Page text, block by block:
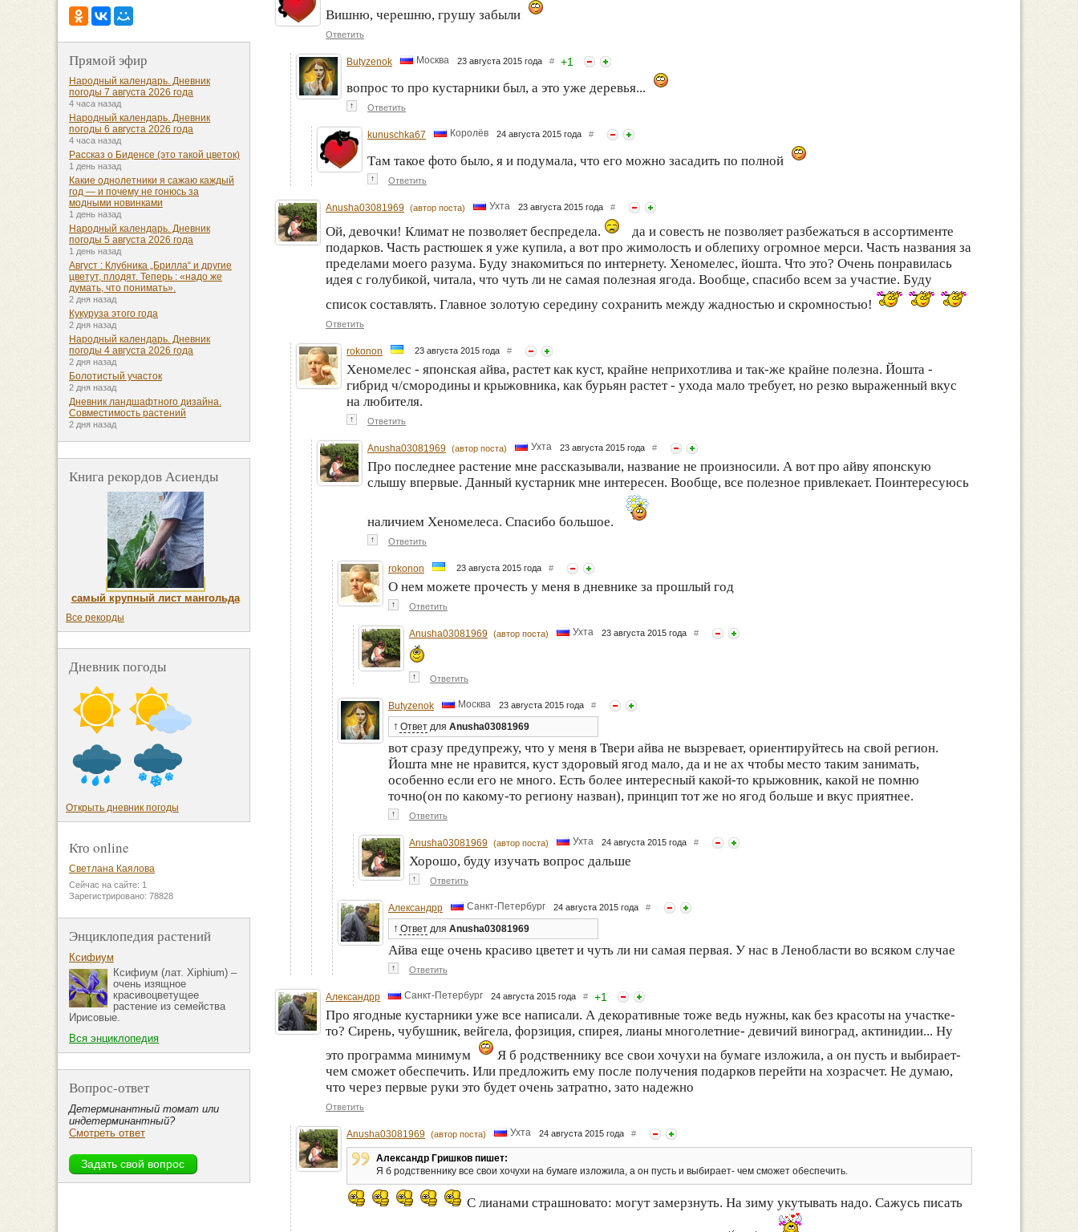
Вишню, черешню, грушу забыли
Ответить
Butyzenok Москва 23 августа 2015 года # +1
вопрос то про кустарники был, а это уже деревья...
↑ Ответить
kunuschka67 Королёв 24 августа 2015 года #
Там такое фото было, я и подумала, что его можно засадить по полной
↑ Ответить
Anusha03081969 (автор поста) Ухта 23 августа 2015 года #
Ой, девочки! Климат не позволяет беспредела.
да и совесть не позволяет разбежаться в ассортименте
подарков. Часть растюшек я уже купила, а вот про жимолость и облепиху огромное мерси. Часть названия за
пределами моего разума. Буду знакомиться по интернету. Хеномелес, йошта. Что это? Очень понравилась
идея с голубикой, читала, что чуть ли не самая полезная ягода. Вообще, спасибо всем за участие. Буду
список составлять. Главное золотую середину сохранить между жадностью и скромностью!
Ответить
rokonon 23 августа 2015 года #
Хеномелес - японская айва, растет как куст, крайне неприхотлива и так-же крайне полезна. Йошта -
гибрид ч/смородины и крыжовника, как бурьян растет - ухода мало требует, но резко выраженный вкус
на любителя.
↑ Ответить
Anusha03081969 (автор поста) Ухта 23 августа 2015 года #
Про последнее растение мне рассказывали, название не произносили. А вот про айву японскую
слышу впервые. Данный кустарник мне интересен. Вообще, все полезное привлекает. Поинтересуюсь
наличием Хеномелеса. Спасибо большое.
↑ Ответить
rokonon 23 августа 2015 года #
О нем можете прочесть у меня в дневнике за прошлый год
↑ Ответить
Anusha03081969 (автор поста) Ухта 23 августа 2015 года #
↑ Ответить
Butyzenok Москва 23 августа 2015 года #
↑ Ответ для Anusha03081969
вот сразу предупрежу, что у меня в Твери айва не вызревает, ориентируйтесь на свой регион.
Йошта мне не нравится, куст здоровый ягод мало, да и не ах чтобы место таким занимать,
особенно если его не много. Есть более интересный какой-то крыжовник, какой не помню
точно(он по какому-то региону назван), принцип тот же но ягод больше и вкус приятнее.
↑ Ответить
Anusha03081969 (автор поста) Ухта 24 августа 2015 года #
Хорошо, буду изучать вопрос дальше
↑ Ответить
Александрр Санкт-Петербург 24 августа 2015 года #
↑ Ответ для Anusha03081969
Айва еще очень красиво цветет и чуть ли ни самая первая. У нас в Ленобласти во всяком случае
↑ Ответить
Александрр Санкт-Петербург 24 августа 2015 года # +1
Про ягодные кустарники уже все написали. А декоративные тоже ведь нужны, как без красоты на участке-
то? Сирень, чубушник, вейгела, форзиция, спирея, лианы многолетние- девичий виноград, актинидии... Ну
это программа минимум
Я б родственнику все свои хочухи на бумаге изложила, а он пусть и выбирает-
чем сможет обеспечить. Или предложить ему после получения подарков перейти на хозрасчет. Не думаю,
что через первые руки это будет очень затратно, зато надежно
Ответить
Anusha03081969 (автор поста) Ухта 24 августа 2015 года #
Александр Гришков пишет:
Я б родственнику все свои хочухи на бумаге изложила, а он пусть и выбирает- чем сможет обеспечить.
С лианами страшновато: могут замерзнуть. На зиму укутывать надо. Сажусь писать
Прямой эфир
Народный календарь. Дневник
погоды 7 августа 2026 года
4 часа назад
Народный календарь. Дневник
погоды 6 августа 2026 года
4 часа назад
Рассказ о Биденсе (это такой цветок)
1 день назад
Какие однолетники я сажаю каждый
год — и почему не гонюсь за
модными новинками
1 день назад
Народный календарь. Дневник
погоды 5 августа 2026 года
1 день назад
Август : Клубника „Брилла“ и другие
цветут, плодят. Теперь : «надо же
думать, что понимать».
2 дня назад
Кукуруза этого года
2 дня назад
Народный календарь. Дневник
погоды 4 августа 2026 года
2 дня назад
Болотистый участок
2 дня назад
Дневник ландшафтного дизайна.
Совместимость растений
2 дня назад
Книга рекордов Асиенды
самый крупный лист мангольда
Все рекорды
Дневник погоды
Открыть дневник погоды
Кто online
Светлана Каялова
Сейчас на сайте: 1
Зарегистрировано: 78828
Энциклопедия растений
Ксифиум
Ксифиум (лат. Xiphium) –
очень изящное
красивоцветущее
растение из семейства
Ирисовые.
Вся энциклопедия
Вопрос-ответ
Детерминантный томат или
индетерминантный?
Смотреть ответ